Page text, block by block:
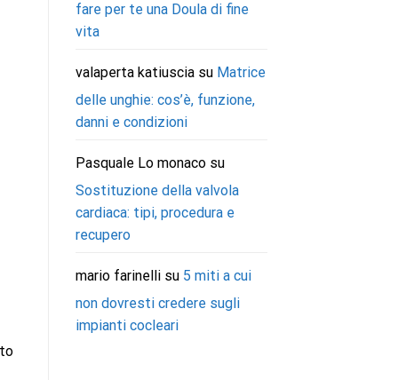
fare per te una Doula di fine
vita
valaperta katiusciasu Matrice
delle unghie: cos’è, funzione,
danni e condizioni
Pasquale Lo monacosu
Sostituzione della valvola
cardiaca: tipi, procedura e
recupero
mario farinellisu 5 miti a cui
non dovresti credere sugli
impianti cocleari